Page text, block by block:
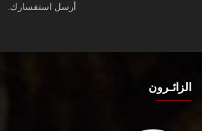
أرسل استفسارك.
الزائـرون